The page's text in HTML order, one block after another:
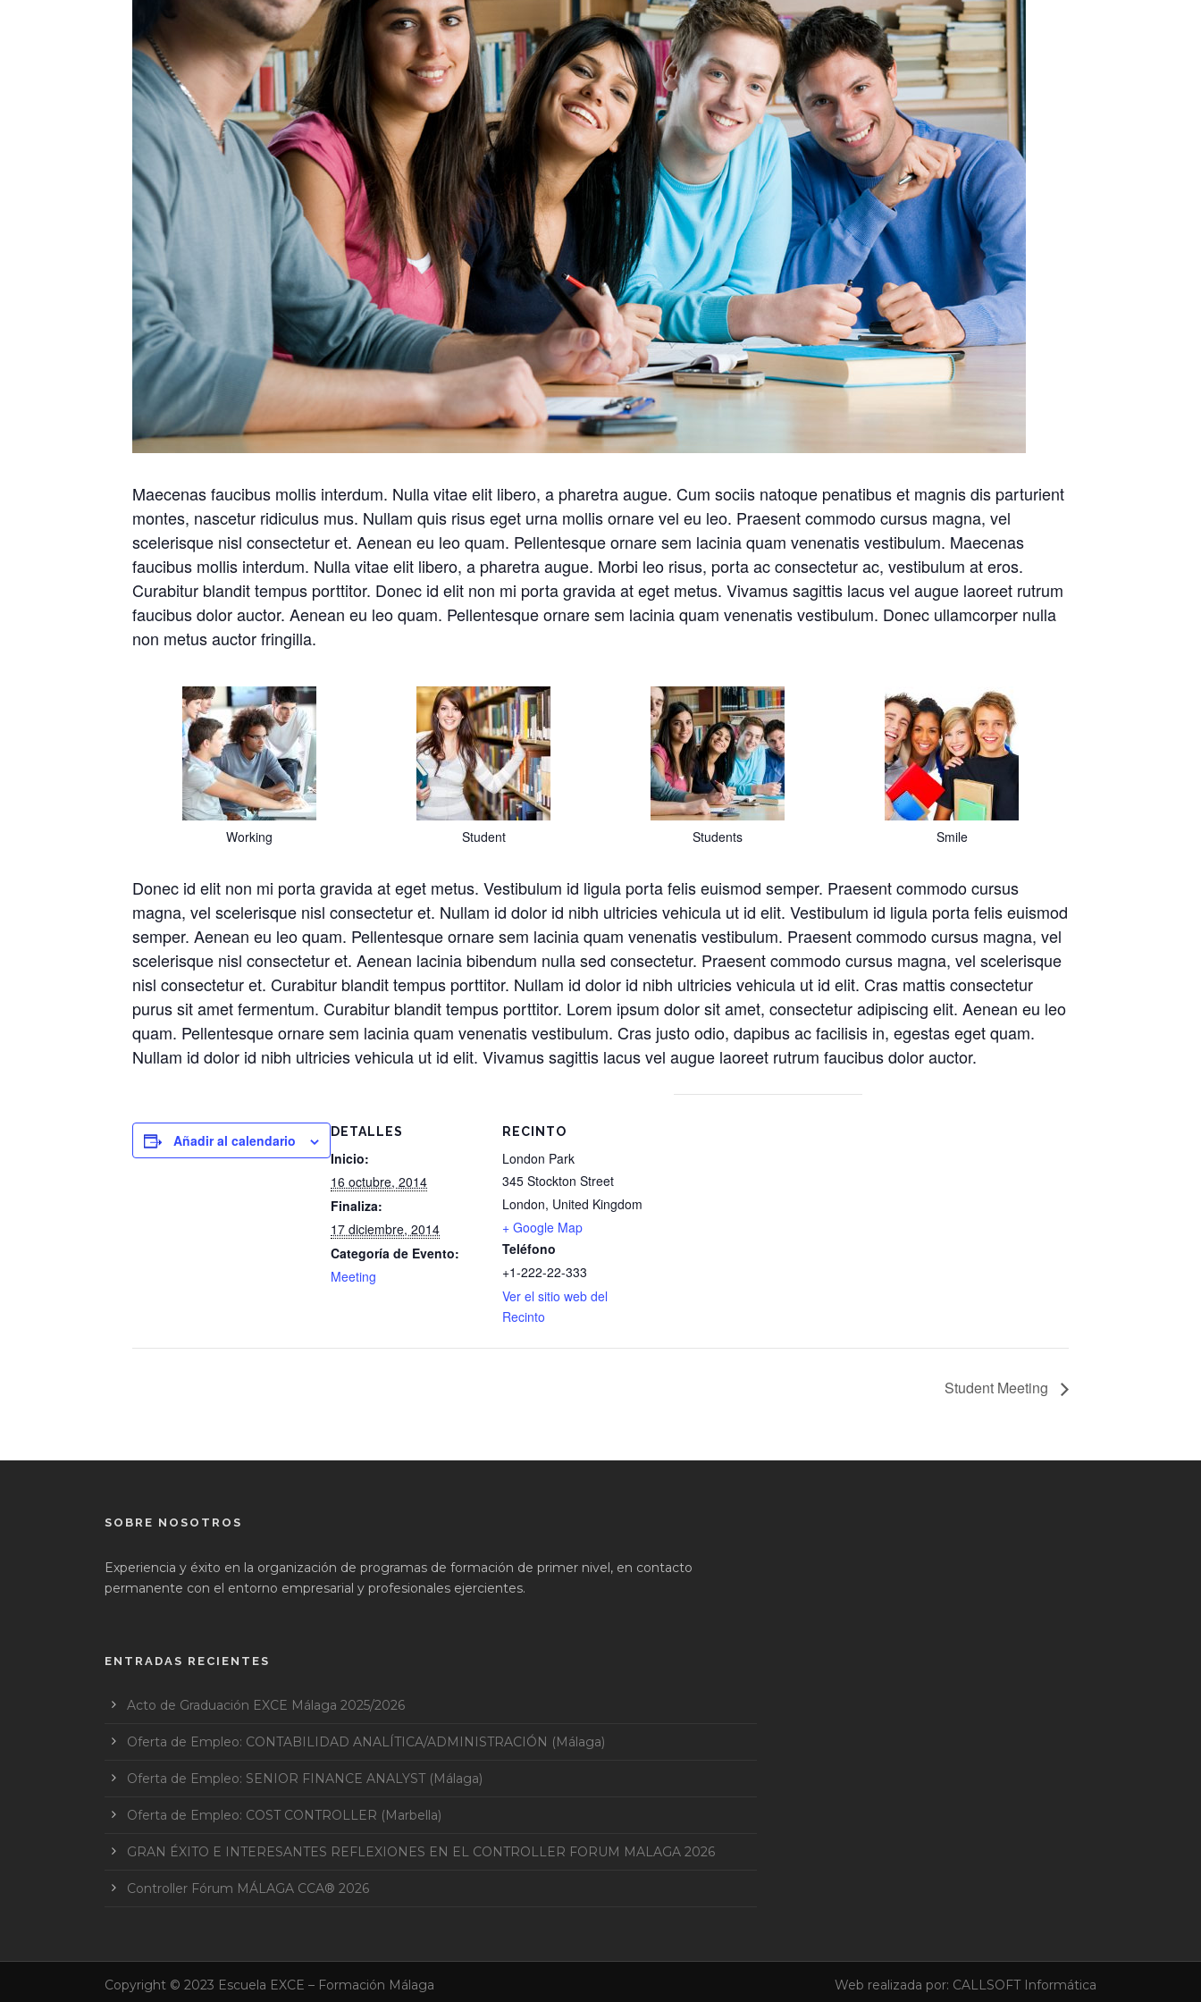
Maecenas faucibus mollis interdum. Nulla vitae elit libero, a pharetra augue. Cum sociis natoque penatibus et magnis dis parturient
montes, nascetur ridiculus mus. Nullam quis risus eget urna mollis ornare vel eu leo. Praesent commodo cursus magna, vel
scelerisque nisl consectetur et. Aenean eu leo quam. Pellentesque ornare sem lacinia quam venenatis vestibulum. Maecenas
faucibus mollis interdum. Nulla vitae elit libero, a pharetra augue. Morbi leo risus, porta ac consectetur ac, vestibulum at eros.
Curabitur blandit tempus porttitor. Donec id elit non mi porta gravida at eget metus. Vivamus sagittis lacus vel augue laoreet rutrum
faucibus dolor auctor. Aenean eu leo quam. Pellentesque ornare sem lacinia quam venenatis vestibulum. Donec ullamcorper nulla
non metus auctor fringilla.
Working Student Students Smile
Donec id elit non mi porta gravida at eget metus. Vestibulum id ligula porta felis euismod semper. Praesent commodo cursus
magna, vel scelerisque nisl consectetur et. Nullam id dolor id nibh ultricies vehicula ut id elit. Vestibulum id ligula porta felis euismod
semper. Aenean eu leo quam. Pellentesque ornare sem lacinia quam venenatis vestibulum. Praesent commodo cursus magna, vel
scelerisque nisl consectetur et. Aenean lacinia bibendum nulla sed consectetur. Praesent commodo cursus magna, vel scelerisque
nisl consectetur et. Curabitur blandit tempus porttitor. Nullam id dolor id nibh ultricies vehicula ut id elit. Cras mattis consectetur
purus sit amet fermentum. Curabitur blandit tempus porttitor. Lorem ipsum dolor sit amet, consectetur adipiscing elit. Aenean eu leo
quam. Pellentesque ornare sem lacinia quam venenatis vestibulum. Cras justo odio, dapibus ac facilisis in, egestas eget quam.
Nullam id dolor id nibh ultricies vehicula ut id elit. Vivamus sagittis lacus vel augue laoreet rutrum faucibus dolor auctor.
Añadir al calendario DETALLES
Inicio:
16 octubre, 2014
Finaliza:
17 diciembre, 2014
Categoría de Evento:
Meeting
RECINTO
London Park
345 Stockton Street
London, United Kingdom
+ Google Map
Teléfono
+1-222-22-333
Ver el sitio web del
Recinto
Student Meeting
SOBRE NOSOTROS
Experiencia y éxito en la organización de programas de formación de primer nivel, en contacto
permanente con el entorno empresarial y profesionales ejercientes.
ENTRADAS RECIENTES
Acto de Graduación EXCE Málaga 2025/2026
Oferta de Empleo: CONTABILIDAD ANALÍTICA/ADMINISTRACIÓN (Málaga)
Oferta de Empleo: SENIOR FINANCE ANALYST (Málaga)
Oferta de Empleo: COST CONTROLLER (Marbella)
GRAN ÉXITO E INTERESANTES REFLEXIONES EN EL CONTROLLER FORUM MALAGA 2026
Controller Fórum MÁLAGA CCA® 2026
Copyright © 2023 Escuela EXCE – Formación Málaga Web realizada por: CALLSOFT Informática